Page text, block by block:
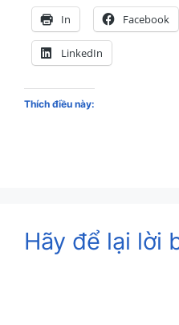
In Facebook
LinkedIn
Thích điều này:
Hãy để lại lời